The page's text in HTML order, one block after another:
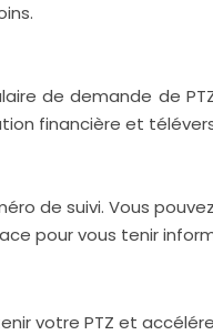
de demande de
financière et
de suivi. Vous
pour vous tenir
votre PTZ et